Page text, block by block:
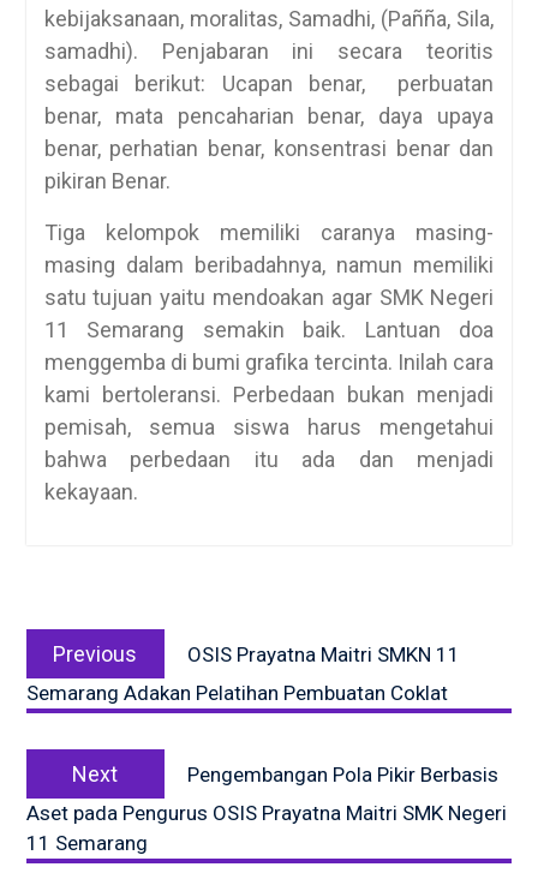
kebijaksanaan, moralitas, Samadhi, (Pañña, Sila,
samadhi). Penjabaran ini secara teoritis
sebagai berikut: Ucapan benar, perbuatan
benar, mata pencaharian benar, daya upaya
benar, perhatian benar, konsentrasi benar dan
pikiran Benar.
Tiga kelompok memiliki caranya masing-
masing dalam beribadahnya, namun memiliki
satu tujuan yaitu mendoakan agar SMK Negeri
11 Semarang semakin baik. Lantuan doa
menggemba di bumi grafika tercinta. Inilah cara
kami bertoleransi. Perbedaan bukan menjadi
pemisah, semua siswa harus mengetahui
bahwa perbedaan itu ada dan menjadi
kekayaan.
navigation
Previous
post:
OSIS Prayatna Maitri SMKN 11
Semarang Adakan Pelatihan Pembuatan Coklat
Next
post:
Pengembangan Pola Pikir Berbasis
Aset pada Pengurus OSIS Prayatna Maitri SMK Negeri
11 Semarang